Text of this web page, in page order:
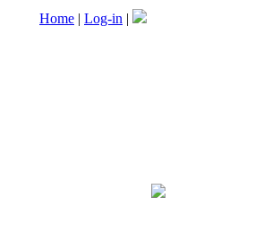
Home | Log-in |